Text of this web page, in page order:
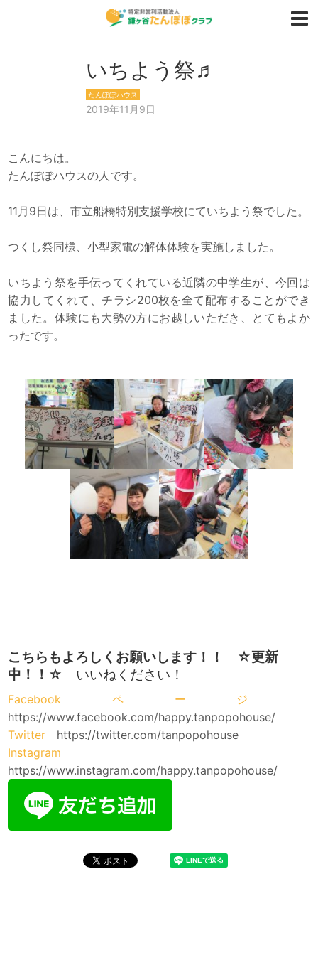
いちよう祭♬
たんぽぽハウス
2019年11月9日
こんにちは。
たんぽぽハウスの人です。
11月9日は、市立船橋特別支援学校にていちよう祭でした。
つくし祭同様、小型家電の解体体験を実施しました。
いちよう祭を手伝ってくれている近隣の中学生が、今回は
協力してくれて、チラシ200枚を全て配布することができ
ました。体験にも大勢の方にお越しいただき、とてもよか
ったです。
こちらもよろしくお願いします！！ ☆更新
中！！ ☆ いいねください！
Facebookページ
https://www.facebook.com/happy.tanpopohouse/
Twitter https://twitter.com/tanpopohouse
Instagram
https://www.instagram.com/happy.tanpopohouse/